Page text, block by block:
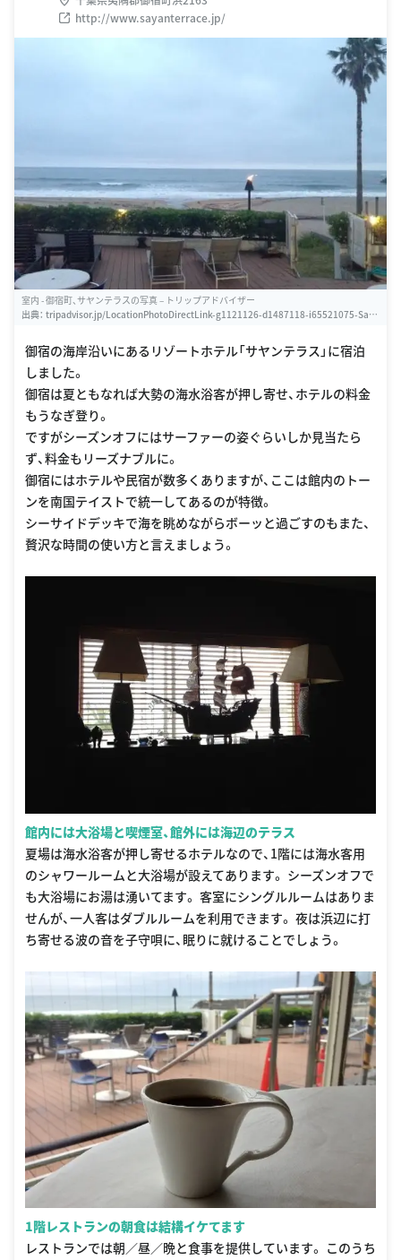
http://www.sayanterrace.jp/
室内 - 御宿町、サヤンテラスの写真 – トリップアドバイザー
出典： tripadvisor.jp/LocationPhotoDirectLink-g1121126-d1487118-i65521075-Saya
御宿の海岸沿いにあるリゾートホテル「サヤンテラス」に宿泊
しました。
御宿は夏ともなれば大勢の海水浴客が押し寄せ、ホテルの料金
もうなぎ登り。
ですがシーズンオフにはサーファーの姿ぐらいしか見当たら
ず、料金もリーズナブルに。
御宿にはホテルや民宿が数多くありますが、ここは館内のトー
ンを南国テイストで統一してあるのが特徴。
シーサイドデッキで海を眺めながらボーッと過ごすのもまた、
贅沢な時間の使い方と言えましょう。
館内には大浴場と喫煙室、館外には海辺のテラス
夏場は海水浴客が押し寄せるホテルなので、1階には海水客用
のシャワールームと大浴場が設えてあります。 シーズンオフで
も大浴場にお湯は湧いてます。 客室にシングルルームはありま
せんが、一人客はダブルルームを利用できます。 夜は浜辺に打
ち寄せる波の音を子守唄に、眠りに就けることでしょう。
1階レストランの朝食は結構イケてます
レストランでは朝／昼／晩と食事を提供しています。 このうち